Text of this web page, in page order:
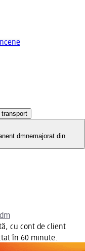
transport
dmnemajorat din
cu cont de client
în 60 minute.